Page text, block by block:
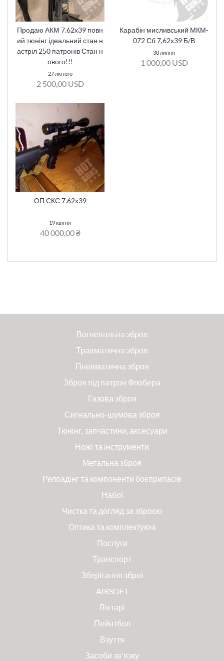
Продаю АКМ 7.62х39 повн
ий тюнінг ідеальний стан н
астріл 250 патронів Стан н
ового!!!
27 лютого
2 500,00 USD
Карабін мисливський МКМ-
072 Сб 7,62х39 Б/В
30 липня
1 000,00 USD
ОП СКС 7.62х39
19 квітня
40 000,00 ₴
Вогнепальна зброя
Травматична зброя
Пневматична зброя
Зброя під патрон Флобера
Газова зброя
Сигнально-шумова зброя
Тюнінг, запчастини, аксесуари
Ножі та інструменти
Метальна зброя
Релоадінг та компоненти боєприпасів
Набої
Чистка та догляд за зброєю
Оптика та комплектуючі
Послуги
Транспорт
Зберігання зброї
AIRSOFT
Ліхтарі
Пейнтбол
Взуття
Засоби зв'язку